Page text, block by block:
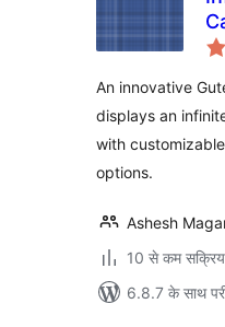
An innovative
displays an
with
options.
Ashesh
10 से कम
6.8.7 के साथ